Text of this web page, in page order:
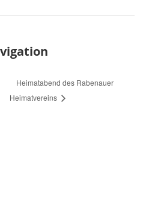
Heimatabend des Rabenauer
Heimatvereins